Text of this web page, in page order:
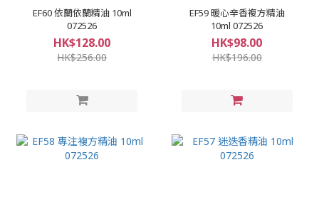
EF60 依蘭依蘭精油 10ml
072526
HK$128.00
HK$256.00
EF59 暖心辛香複方精油
10ml 072526
HK$98.00
HK$196.00